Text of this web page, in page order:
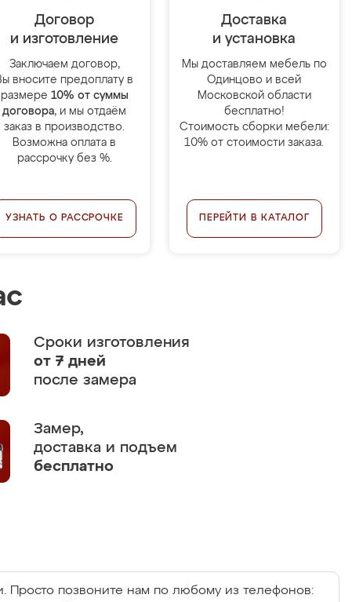
Договор
и изготовление
Заключаем договор,
вносите предоплату в
размере 10% от суммы
договора, и мы отдаём
заказ в производство.
Возможна оплата в
рассрочку без %.
УЗНАТЬ О РАССРОЧКЕ
Доставка
и установка
Мы доставляем мебель по
Одинцово и всей
Московской области
бесплатно!
Стоимость сборки мебели:
10% от стоимости заказа.
ПЕРЕЙТИ В КАТАЛОГ
Сроки изготовления
от 7 дней
после замера
Замер,
доставка и подъем
бесплатно
Просто позвоните нам по любому из телефонов: